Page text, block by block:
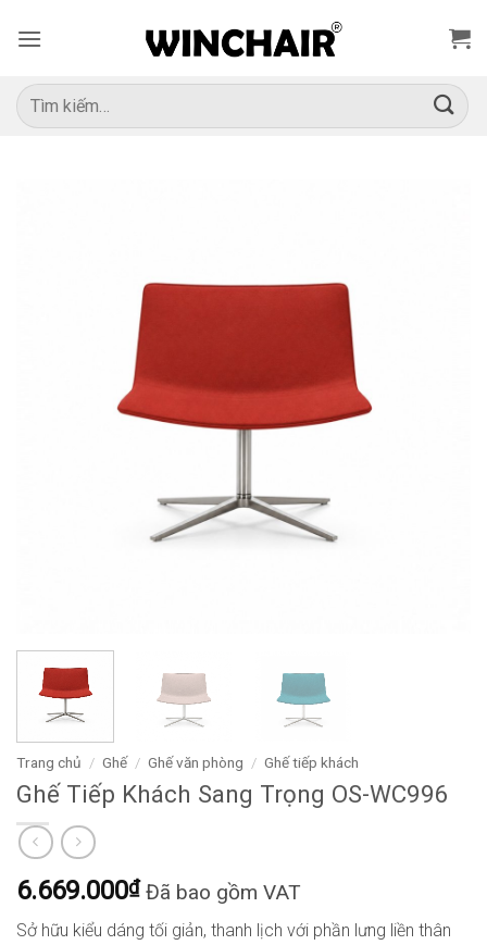
qua
dung
Tìm
kiếm:
Trang chủ / Ghế / Ghế văn phòng / Ghế tiếp khách
Ghế Tiếp Khách Sang Trọng OS-WC996
6.669.000₫ Đã bao gồm VAT
Sở hữu kiểu dáng tối giản, thanh lịch với phần lưng liền thân